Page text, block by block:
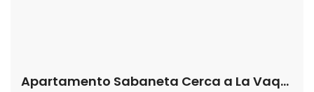
Apartamento Sabaneta Cerca a La Vaquita